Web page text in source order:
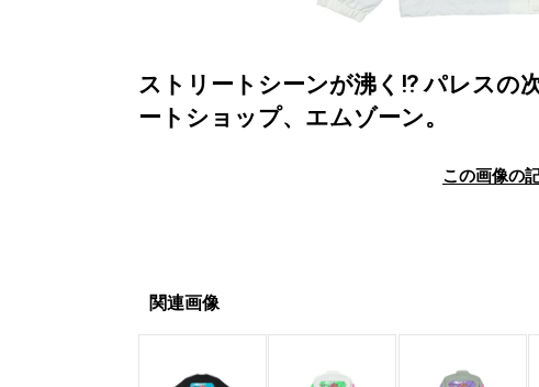
ストリートシーンが沸く⁉︎ パレスの
ートショップ、エムゾーン。
この画像の
関連画像